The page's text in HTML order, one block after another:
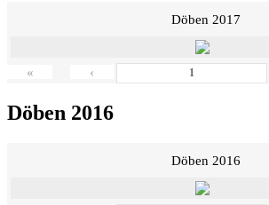
Döben 2017
« ‹
Döben 2016
Döben 2016